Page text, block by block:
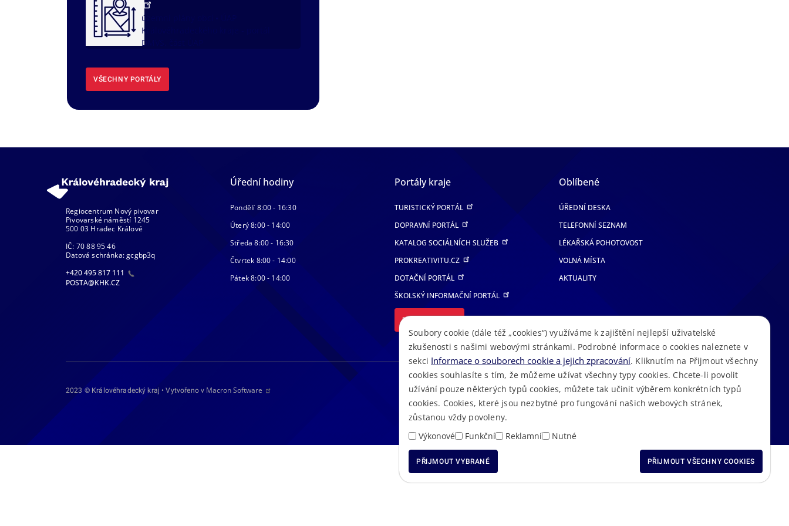
územní plány obcí
Královéhradeckého kraje - portál
DMVS, část ÚAP
VŠECHNY PORTÁLY
Regiocentrum Nový pivovar
Pivovarské náměstí 1245
500 03 Hradec Králové
IČ: 70 88 95 46
Datová schránka: gcgbp3q
+420 495 817 111
POSTA@KHK.CZ
Úřední hodiny
Pondělí 8:00 - 16:30
Úterý 8:00 - 14:00
Středa 8:00 - 16:30
Čtvrtek 8:00 - 14:00
Pátek 8:00 - 14:00
Portály kraje
TURISTICKÝ PORTÁL
DOPRAVNÍ PORTÁL
KATALOG SOCIÁLNÍCH SLUŽEB
PROKREATIVITU.CZ
DOTAČNÍ PORTÁL
ŠKOLSKÝ INFORMAČNÍ PORTÁL
DALŠÍ PORTÁLY
Oblíbené
ÚŘEDNÍ DESKA
TELEFONNÍ SEZNAM
LÉKAŘSKÁ POHOTOVOST
VOLNÁ MÍSTA
AKTUALITY
2023 © Královéhradecký kraj • Vytvořeno v Macron Software RSS •Mapa stránek•Cookies •Prohlášení o přístupnosti•GDPR
Soubory cookie (dále též „cookies“) využíváme k zajištění nejlepší uživatelské
zkušenosti s našimi webovými stránkami. Podrobné informace o cookies naleznete v
sekci Informace o souborech cookie a jejich zpracování. Kliknutím na Přijmout všechny
cookies souhlasíte s tím, že můžeme užívat všechny typy cookies. Chcete-li povolit
užívání pouze některých typů cookies, můžete tak učinit výběrem konkrétních typů
cookies. Cookies, které jsou nezbytné pro fungování našich webových stránek,
zůstanou vždy povoleny.
Výkonové
Funkční Reklamní Nutné
PŘIJMOUT VYBRANÉ PŘIJMOUT VŠECHNY COOKIES
ODMÍTNOUT